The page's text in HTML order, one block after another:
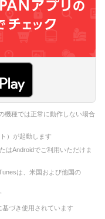
機種では正常に動作しない場合
）が起動します
はAndroidでご利用いただけま
は、米国および他国の
づき使用されています